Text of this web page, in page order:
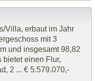
Villa, erbaut im Jahr
mit 3
und insgesamt 98,82
bietet einen Flur,
2 ... € 5.579.070,-